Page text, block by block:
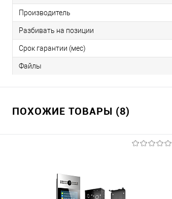
Производитель
Разбивать на позиции
Срок гарантии (мес)
Файлы
ПОХОЖИЕ ТОВАРЫ (8)